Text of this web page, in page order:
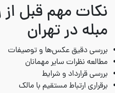
نکات مهم قبل
مبله در تهران
بررسی دقیق عکس‌ها و توصیفات
مطالعه نظرات سایر مهمانان
بررسی قرارداد و شرایط
برقراری ارتباط مستقیم با مالک